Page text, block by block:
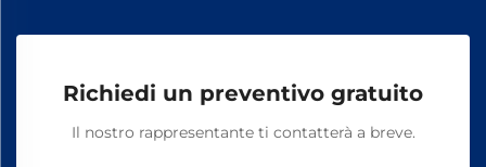
Richiedi un preventivo gratuito
Il nostro rappresentante ti contatterà a breve.